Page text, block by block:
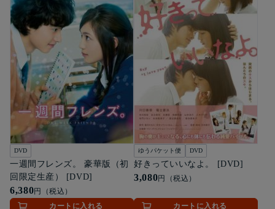
DVD
一週間フレンズ。 豪華版（初
回限定生産） [DVD]
6,380円（税込）
カートに入れる
ゆうパケット便 DVD
好きっていいなよ。 [DVD]
3,080円（税込）
カートに入れる